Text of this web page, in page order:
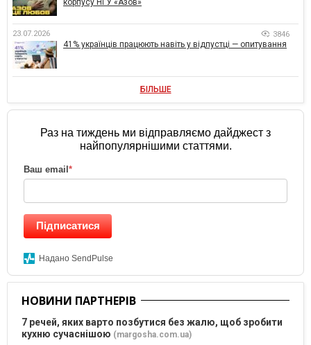
корпусу НГУ «Азов»
23.07.2026 3846
41% українців працюють навіть у відпустці — опитування
БІЛЬШЕ
Раз на тиждень ми відправляємо дайджест з
найпопулярнішими статтями.
Ваш email *
Підписатися
Надано SendPulse
НОВИНИ ПАРТНЕРІВ
7 речей, яких варто позбутися без жалю, щоб зробити
кухню сучаснішою (margosha.com.ua)